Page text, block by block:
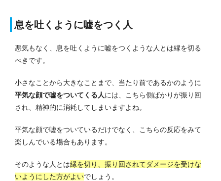
息を吐くように嘘をつく人
悪気もなく、息を吐くように嘘をつくような人とは縁を切る
べきです。
小さなことから大きなことまで、当たり前であるかのように
平気な顔で嘘をついてくる人には、こちら側ばかりが振り回
され、精神的に消耗してしまいますよね。
平気な顔で嘘をついているだけでなく、こちらの反応をみて
楽しんでいる場合もあります。
そのような人とは縁を切り、振り回されてダメージを受けな
いようにした方がよいでしょう。